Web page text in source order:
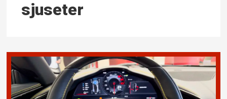
sjuseter